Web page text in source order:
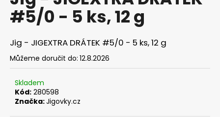
0,0
z
hvězdiček.
#5/0 - 5 ks, 12 g
Jig - JIGEXTRA DRÁTEK #5/0 - 5 ks, 12 g
Můžeme doručit do: 12.8.2026
Skladem
Kód: 280598
Značka:Jigovky.cz
a
j
í
t
?